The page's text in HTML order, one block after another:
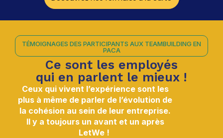
TÉMOIGNAGES DES PARTICIPANTS AUX TEAMBUILDING EN
PACA
Ce sont les employés
qui en parlent le mieux !
Ceux qui vivent l’expérience sont les
plus à même de parler de l’évolution de
la cohésion au sein de leur entreprise.
Il y a toujours un avant et un après
LetWe !